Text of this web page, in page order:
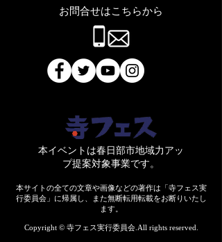
​お問合せはこちらから
​本イベントは春日部市地域力アッ
プ提案対象事業です。
本サイトの全ての文章や画像などの著作は「寺フェス実
行委員会」に帰属し、また無断転用転載をお断りいたし
ます。
Copyright © 寺フェス実行委員会.All rights reserved.